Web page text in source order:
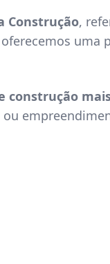
Construção,
construção